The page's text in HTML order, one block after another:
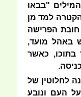
"בבאו
למד מן
חובת הפרישה
באהל מועד,
בתוכו, כאשר
לחלוטין של
העם ונובע